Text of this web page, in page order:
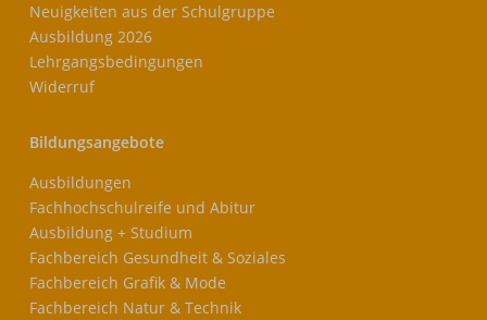
Neuigkeiten aus der Schulgruppe
Ausbildung 2026
Lehrgangsbedingungen
Widerruf
Bildungsangebote
Ausbildungen
Fachhochschulreife und Abitur
Ausbildung + Studium
Fachbereich Gesundheit & Soziales
Fachbereich Grafik & Mode
Fachbereich Natur & Technik